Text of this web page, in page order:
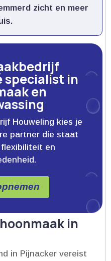
zicht en meer
specialist in
en
Houweling kies je
partner die staat
en
in
in Pijnacker vereist